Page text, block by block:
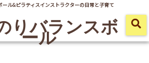
ール&ピラティスインストラクターの日常と子育て
りバランスボ
ール